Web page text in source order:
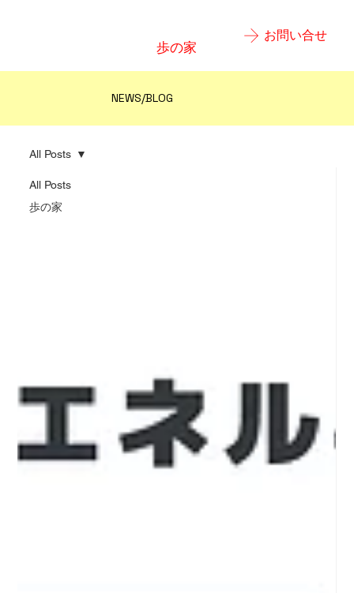
歩の家
お問い合せ
​NEWS/BLOG
All Posts
歩の家
All Posts